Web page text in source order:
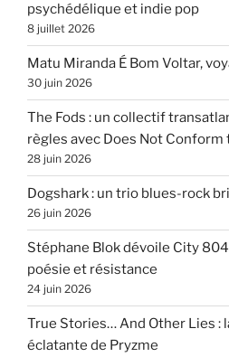
psychédélique et indie pop
8 juillet 2026
Matu Miranda É Bom Voltar,
30 juin 2026
The Fods : un collectif
règles avec Does Not Conform
28 juin 2026
Dogshark : un trio blues-rock
26 juin 2026
Stéphane Blok dévoile City
poésie et résistance
24 juin 2026
True Stories… And Other Lies :
éclatante de Pryzme